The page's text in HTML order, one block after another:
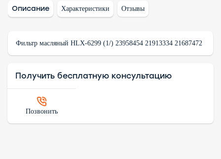
Описание Характеристики Отзывы
Фильтр масляный HLX-6299 (1/) 23958454 21913334 21687472
Получить бесплатную консультацию
Позвонить